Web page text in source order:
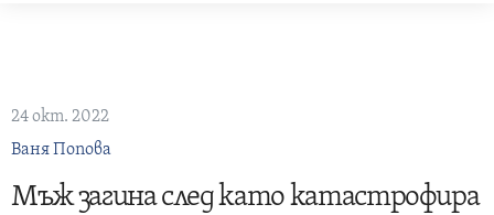
24 окт. 2022
Ваня Попова
Мъж загина след като катастрофира